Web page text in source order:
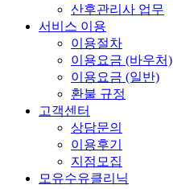
산후관리사 업무
서비스 이용
이용절차
이용요금 (바우처)
이용요금 (일반)
환불 규정
고객센터
상담문의
이용후기
지점모집
모유수유클리닉